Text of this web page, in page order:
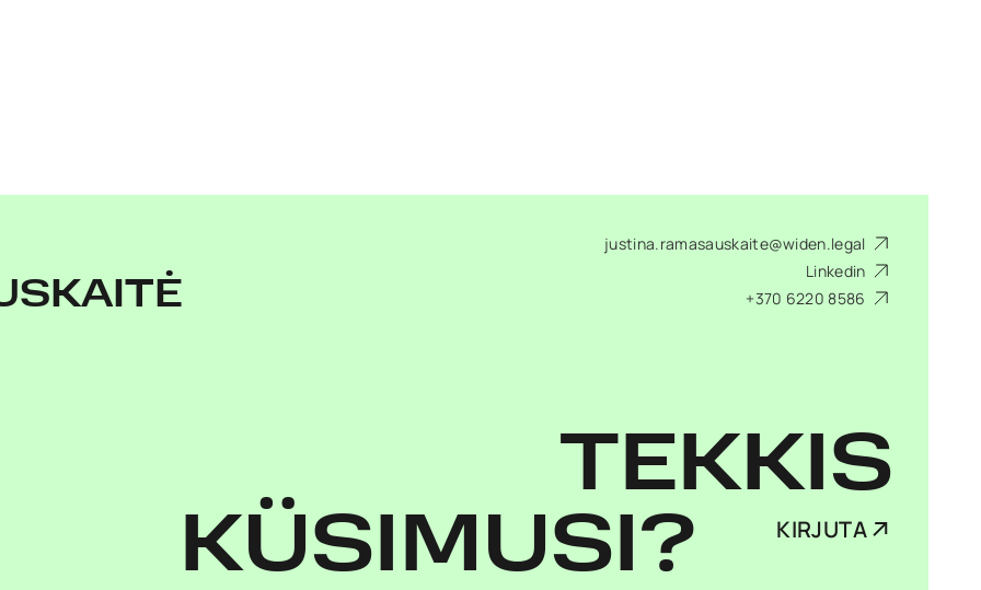
justina.ramasauskaite@widen.legal
Linkedin
+370 6220 8586
TEKKIS
KÜSIMUSI?
KIRJUTA